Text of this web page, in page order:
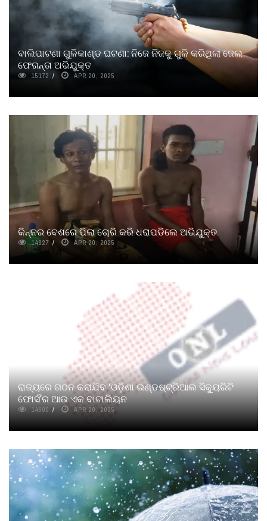
ବାଲିପାଟଣା ଗୁଳିକାଣ୍ଡ ଘଟଣା: ନିଜେ ନିଜକୁ ଗୁଳି କରିଥିଲା ଜେଲ
ଫେରନ୍ତା ଅଭିଯୁକ୍ତ
15172 APR 20, 2025
କିନ୍ନର ବେଶରେ ପିଲା ଚୋରି କରି ଧରାପଡିଲେ ଅଭିଯୁକ୍ତ
14827 APR 20, 2025
ରାଜ୍ୟରେ ଗଠନ କରାଯିବ ‘ଓଡ଼ିଶା ଇଣ୍ଡଷ୍ଟ୍ରିଆଲ ସିକ୍ୟୁରିଟି
ଫୋର୍ସ’ର ଆଉ ଏକ ବାଟାଲିୟନ
14600 APR 20, 2025